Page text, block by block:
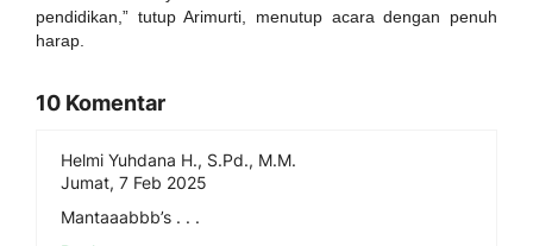
pendidikan,” tutup Arimurti, menutup acara dengan penuh
harap.
10 Komentar
Helmi Yuhdana H., S.Pd., M.M.
Jumat, 7 Feb 2025
Mantaaabbb’s . . .